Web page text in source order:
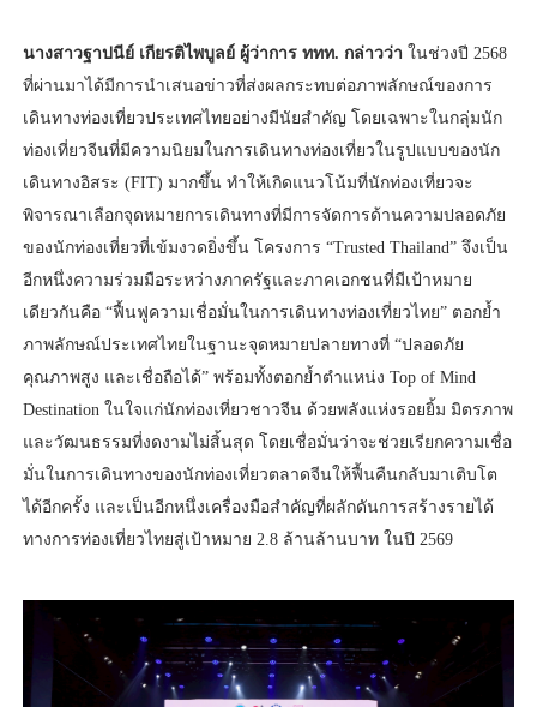
นางสาวฐาปนีย์ เกียรติไพบูลย์ ผู้ว่าการ ททท. กล่าวว่า ในช่วงปี 2568
ที่ผ่านมาได้มีการนำเสนอข่าวที่ส่งผลกระทบต่อภาพลักษณ์ของการ
เดินทางท่องเที่ยวประเทศไทยอย่างมีนัยสำคัญ โดยเฉพาะในกลุ่มนัก
ท่องเที่ยวจีนที่มีความนิยมในการเดินทางท่องเที่ยวในรูปแบบของนัก
เดินทางอิสระ (FIT) มากขึ้น ทำให้เกิดแนวโน้มที่นักท่องเที่ยวจะ
พิจารณาเลือกจุดหมายการเดินทางที่มีการจัดการด้านความปลอดภัย
ของนักท่องเที่ยวที่เข้มงวดยิ่งขึ้น โครงการ “Trusted Thailand” จึงเป็น
อีกหนึ่งความร่วมมือระหว่างภาครัฐและภาคเอกชนที่มีเป้าหมาย
เดียวกันคือ “ฟื้นฟูความเชื่อมั่นในการเดินทางท่องเที่ยวไทย” ตอกย้ำ
ภาพลักษณ์ประเทศไทยในฐานะจุดหมายปลายทางที่ “ปลอดภัย
คุณภาพสูง และเชื่อถือได้” พร้อมทั้งตอกย้ำตำแหน่ง Top of Mind
Destination ในใจแก่นักท่องเที่ยวชาวจีน ด้วยพลังแห่งรอยยิ้ม มิตรภาพ
และวัฒนธรรมที่งดงามไม่สิ้นสุด โดยเชื่อมั่นว่าจะช่วยเรียกความเชื่อ
มั่นในการเดินทางของนักท่องเที่ยวตลาดจีนให้ฟื้นคืนกลับมาเติบโต
ได้อีกครั้ง และเป็นอีกหนึ่งเครื่องมือสำคัญที่ผลักดันการสร้างรายได้
ทางการท่องเที่ยวไทยสู่เป้าหมาย 2.8 ล้านล้านบาท ในปี 2569